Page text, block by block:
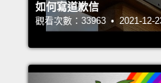
如何寫道歉信
觀看次數：33963 • 2021-12-